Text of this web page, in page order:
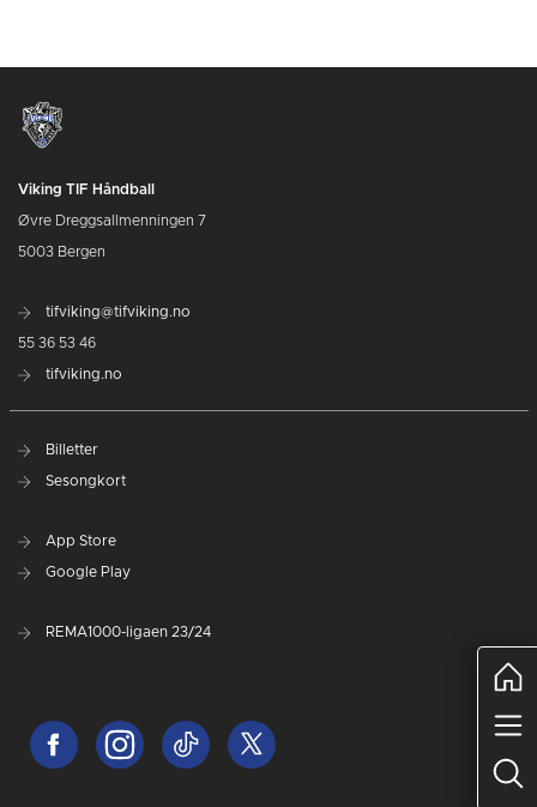
Viking TIF Håndball
Øvre Dreggsallmenningen 7
5003 Bergen
tifviking@tifviking.no
55 36 53 46
tifviking.no
Billetter
Sesongkort
App Store
Google Play
REMA1000-ligaen 23/24